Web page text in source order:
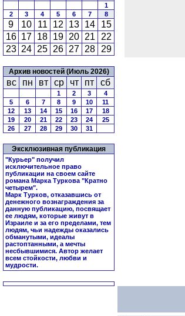
1
2
3 4 5 6 7 8
9 10 11 12 13 14
15
16 17 18 19 20 21
22
23 24 25 26 27 28 29
Архив новостей (Июль 2026)
вс пн вт ср чт пт сб
1 2 3
4
5
6 7 8 9 10
11
12
13 14 15 16 17
18
19
20 21 22 23 24
25
26
27 28 29 30 31
Эксклюзивная публикация
"Курьер" получил
исключительное право
публикации на своем сайте
романа Марка Туркова "Кратно
четырем".
Марк Турков, отказавшись от
денежного вознаграждения за
данную публикацию, посвящает
ее людям, которые живут в
Израиле и за его пределами, тем
людям, чьи надежды оказались
обманутыми, идеалы
растоптанными, а мечты
несбывшимися. Автор желает
всем стойкости, любви и
мудрости.